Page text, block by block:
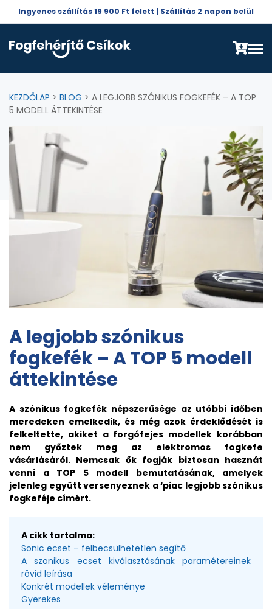
Ingyenes szállítás 19 900 Ft felett | Szállítás 2 napon belül
KEZDŐLAP > BLOG > A LEGJOBB SZÓNIKUS FOGKEFÉK – A TOP
5 MODELL ÁTTEKINTÉSE
A legjobb szónikus
fogkefék – A TOP 5 modell
áttekintése
A szónikus fogkefék népszerűsége az utóbbi időben
meredeken emelkedik, és még azok érdeklődését is
felkeltette, akiket a forgófejes modellek korábban
nem győztek meg az elektromos fogkefe
vásárlásáról. Nemcsak ők fogják biztosan hasznát
venni a TOP 5 modell bemutatásának, amelyek
jelenleg együtt versenyeznek a ‘piac legjobb szónikus
fogkeféje címért.
A cikk tartalma:
Sonic ecset – felbecsülhetetlen segítő
A szonikus ecset kiválasztásának paramétereinek
rövid leírása
Konkrét modellek véleménye
Gyerekes